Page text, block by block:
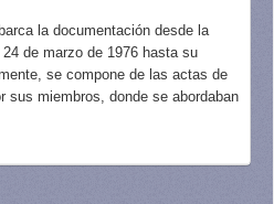
la documentación desde la
de marzo de 1976 hasta su
se compone de las actas de
sus miembros, donde se abordaban